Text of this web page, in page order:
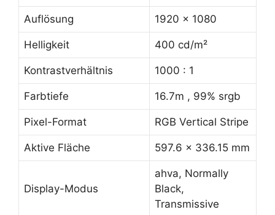
Auflösung 1920 x 1080
Helligkeit 400 cd/m²
Kontrastverhältnis 1000 : 1
Farbtiefe 16.7m , 99% srgb
Pixel-Format RGB Vertical Stripe
Aktive Fläche 597.6 x 336.15 mm
Display-Modus
ahva, Normally
Black,
Transmissive